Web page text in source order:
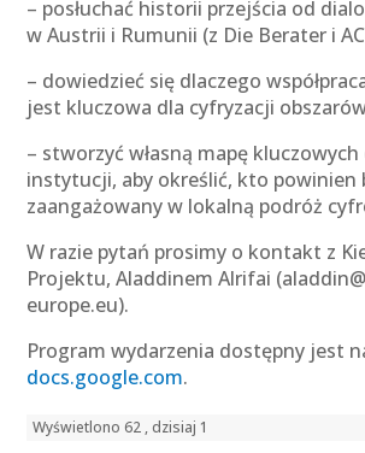
– posłuchać historii przejścia od
w Austrii i Rumunii (z Die Berater i
– dowiedzieć się dlaczego
jest kluczowa dla cyfryzacji
– stworzyć własną mapę kluczowych
instytucji, aby określić, kto powinien
zaangażowany w lokalną podróż
W razie pytań prosimy o kontakt z
Projektu, Aladdinem Alrifai
europe.eu).
Program wydarzenia dostępny jest
docs.google.com.
Wyświetlono 62 , dzisiaj 1